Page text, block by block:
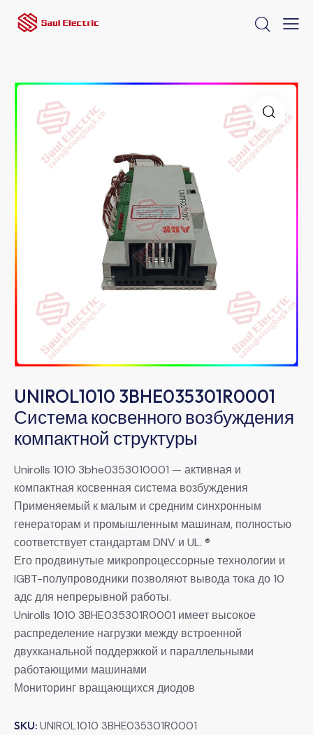
UNIROL1010 3BHE035301R0001
Система косвенного возбуждения
компактной структуры
Unirolls 1010 3bhe0353010001 — активная и
компактная косвенная система возбуждения
Применяемый к малым и средним синхронным
генераторам и промышленным машинам, полностью
соответствует стандартам DNV и UL. ®
Его продвинутые микропроцессорные технологии и
IGBT-полупроводники позволяют вывода тока до 10
адс для непрерывной работы.
Unirolls 1010 3BHE035301R0001 имеет высокое
распределение нагрузки между встроенной
двухканальной поддержкой и параллельными
работающими машинами
Мониторинг вращающихся диодов
SKU: UNIROL1010 3BHE035301R0001